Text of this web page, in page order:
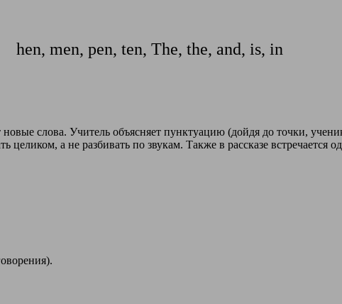
hen, men, pen, ten, The, the, and, is, in
слова. Учитель объясняет пунктуацию (дойдя до точки,
целиком, а не разбивать по звукам. Также в рассказе